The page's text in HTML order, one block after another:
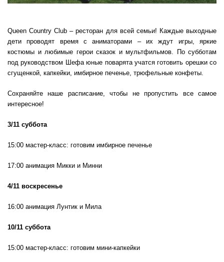
Queen Country Club – ресторан для всей семьи! Каждые выходные
дети проводят время с аниматорами – их ждут игры, яркие
костюмы и любимые герои сказок и мультфильмов. По субботам
под руководством Шефа юные поварята учатся готовить орешки со
сгущенкой, капкейки, имбирное печенье, трюфельные конфеты.
Сохраняйте наше расписание, чтобы не пропустить все самое
интересное!
3/11 суббота
15:00 мастер-класс: готовим имбирное печенье
17:00 анимация Микки и Минни
4/11 воскресенье
16:00 анимация Лунтик и Мила
10/11 суббота
15:00 мастер-класс: готовим мини-капкейки